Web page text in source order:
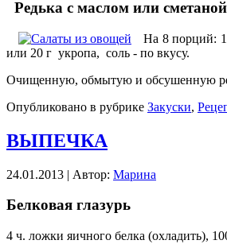
Редька с маслом или сметаной
На 8 порций: 1
или 20 г укропа, соль - по вкусу.
Очищенную, обмытую и обсушенную
Опубликовано в рубрике Закуски,
ВЫПЕЧКА
24.01.2013 | Автор: Марина
Белковая глазурь
4 ч. ложки яичного белка (охладить),